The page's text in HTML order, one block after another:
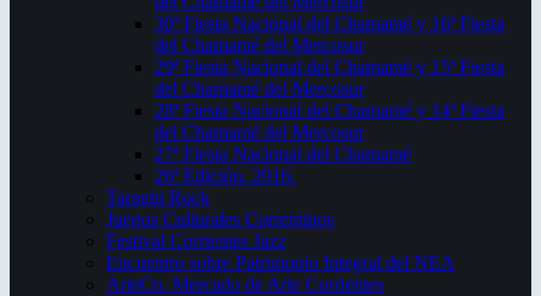
30ª Fiesta Nacional del Chamamé y 16ª Fiesta
del Chamamé del Mercosur
29ª Fiesta Nacional del Chamamé y 15ª Fiesta
del Chamamé del Mercosur
28ª Fiesta Nacional del Chamamé y 14ª Fiesta
del Chamamé del Mercosur
27ª Fiesta Nacional del Chamamé
26ª Edición. 2016.
Taragüi Rock
Juegos Culturales Correntinos
Festival Corrientes Jazz
Encuentro sobre Patrimonio Integral del NEA
ArteCo. Mercado de Arte Corrientes